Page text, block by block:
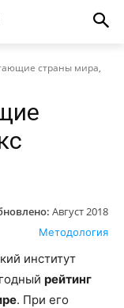
страны мира,
Август 2018
Методология
институт
рейтинг
. При его